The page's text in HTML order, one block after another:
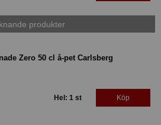
produkter
Zero 50 cl å-pet Carlsberg
Hel: 1 st Köp